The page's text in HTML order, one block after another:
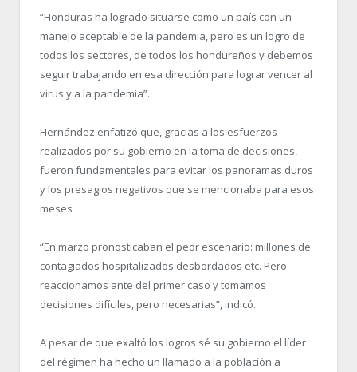
“Honduras ha logrado situarse como un país con un
manejo aceptable de la pandemia, pero es un logro de
todos los sectores, de todos los hondureños y debemos
seguir trabajando en esa dirección para lograr vencer al
virus y a la pandemia”.
Hernández enfatizó que, gracias a los esfuerzos
realizados por su gobierno en la toma de decisiones,
fueron fundamentales para evitar los panoramas duros
y los presagios negativos que se mencionaba para esos
meses
“En marzo pronosticaban el peor escenario: millones de
contagiados hospitalizados desbordados etc. Pero
reaccionamos ante del primer caso y tomamos
decisiones difíciles, pero necesarias”, indicó.
A pesar de que exaltó los logros sé su gobierno el líder
del régimen ha hecho un llamado a la población a